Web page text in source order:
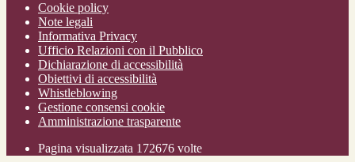
Cookie policy
Note legali
Informativa Privacy
Ufficio Relazioni con il Pubblico
Dichiarazione di accessibilità
Obiettivi di accessibilità
Whistleblowing
Gestione consensi cookie
Amministrazione trasparente
Pagina visualizzata 172676 volte